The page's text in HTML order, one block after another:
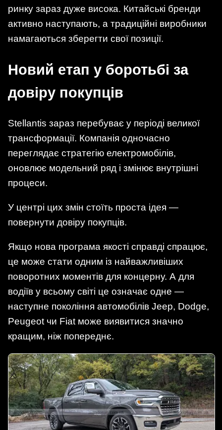
ринку зараз дуже висока. Китайські бренди
активно наступають, а традиційні виробники
намагаються зберегти свої позиції.
Новий етап у боротьбі за
довіру покупців
Stellantis зараз перебуває у періоді великої
трансформації. Компанія одночасно
переглядає стратегію електромобілів,
оновлює модельний ряд і змінює внутрішні
процеси.
У центрі цих змін стоїть проста ідея —
повернути довіру покупців.
Якщо нова програма якості справді спрацює,
це може стати одним із найважливіших
поворотних моментів для концерну. А для
водіїв у всьому світі це означає одне —
наступне покоління автомобілів Jeep, Dodge,
Peugeot чи Fiat може виявитися значно
кращим, ніж попереднє.